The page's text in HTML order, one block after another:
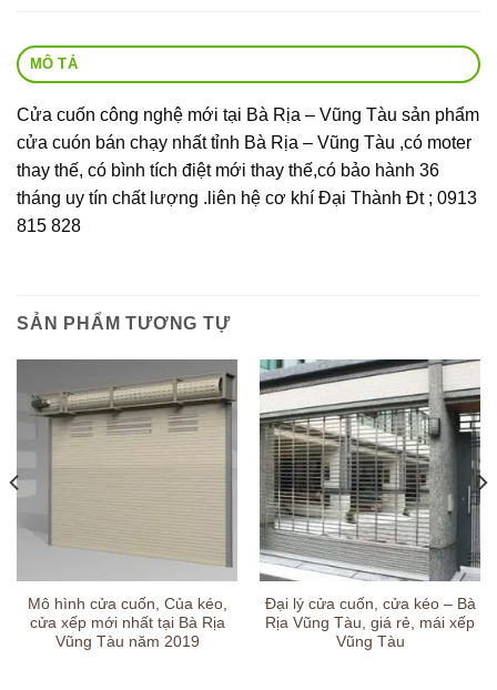
MÔ TẢ
Cửa cuốn công nghệ mới tại Bà Rịa – Vũng Tàu sản phẩm
cửa cuón bán chạy nhất tỉnh Bà Rịa – Vũng Tàu ,có moter
thay thế, có bình tích điệt mới thay thế,có bảo hành 36
tháng uy tín chất lượng .liên hệ cơ khí Đại Thành Đt ; 0913
815 828
SẢN PHẨM TƯƠNG TỰ
Mô hình cửa cuốn, Của kéo,
cửa xếp mới nhất tại Bà Rịa
Vũng Tàu năm 2019
Đại lý cửa cuốn, cửa kéo – Bà
Rịa Vũng Tàu, giá rẻ, mái xếp
Vũng Tàu